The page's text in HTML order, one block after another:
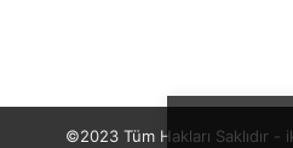
©2023 Tüm Hakları Saklıdır -